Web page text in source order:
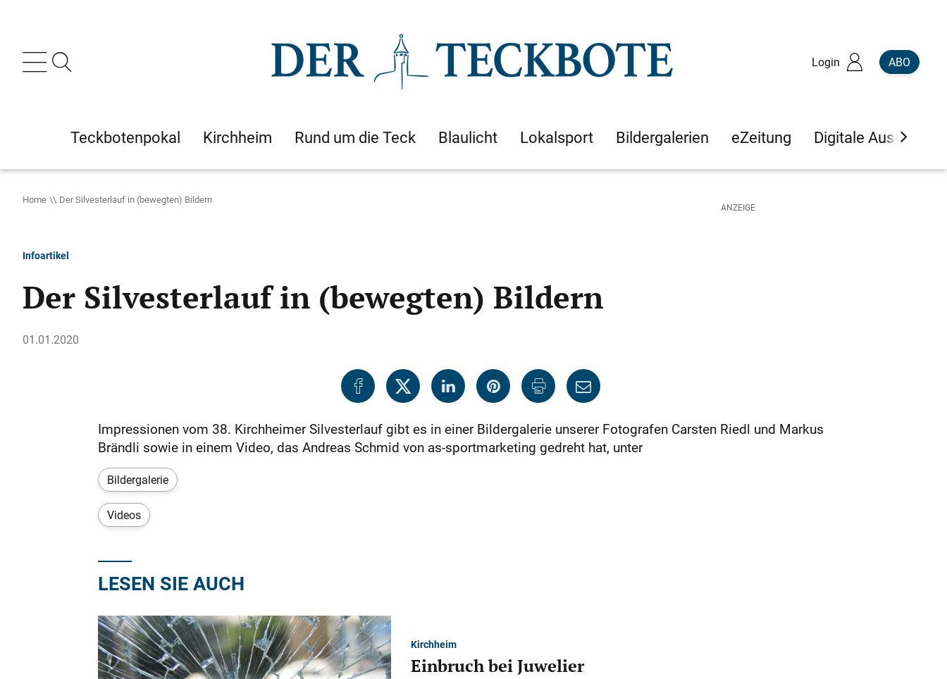
Login ABO
Teckbotenpokal Kirchheim Rund um die Teck Blaulicht Lokalsport Bildergalerien eZeitung Digitale Ausgaben
Home Der Silvesterlauf in (bewegten) Bildern
Infoartikel
Der Silvesterlauf in (bewegten) Bildern
01.01.2020
Impressionen vom 38. Kirchheimer Silvesterlauf gibt es in einer Bildergalerie unserer Fotografen Carsten Riedl und Markus
Brändli sowie in einem Video, das Andreas Schmid von as-sportmarketing gedreht hat, unter
Bildergalerie
Videos
LESEN SIE AUCH
Kirchheim
Einbruch bei Juwelier